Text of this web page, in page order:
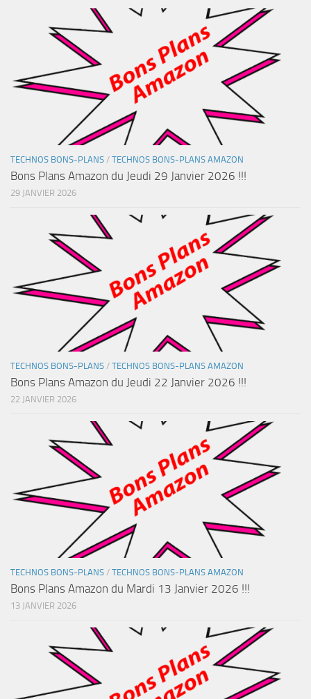
TECHNOS BONS-PLANS / TECHNOS BONS-PLANS AMAZON
Bons Plans Amazon du Jeudi 29 Janvier 2026 !!!
29 JANVIER 2026
TECHNOS BONS-PLANS / TECHNOS BONS-PLANS AMAZON
Bons Plans Amazon du Jeudi 22 Janvier 2026 !!!
22 JANVIER 2026
TECHNOS BONS-PLANS / TECHNOS BONS-PLANS AMAZON
Bons Plans Amazon du Mardi 13 Janvier 2026 !!!
13 JANVIER 2026